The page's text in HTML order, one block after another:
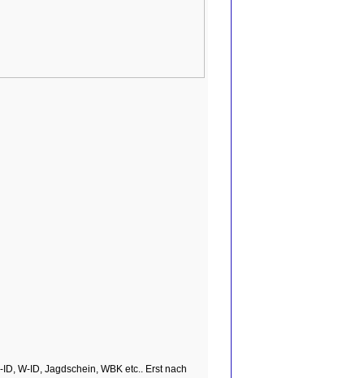
W-ID, Jagdschein, WBK etc.. Erst nach